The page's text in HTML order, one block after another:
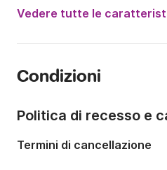
200CV
Portata massima persone:
Vedere tutte le
Condizioni
Politica di recesso e
Termini di cancellazione